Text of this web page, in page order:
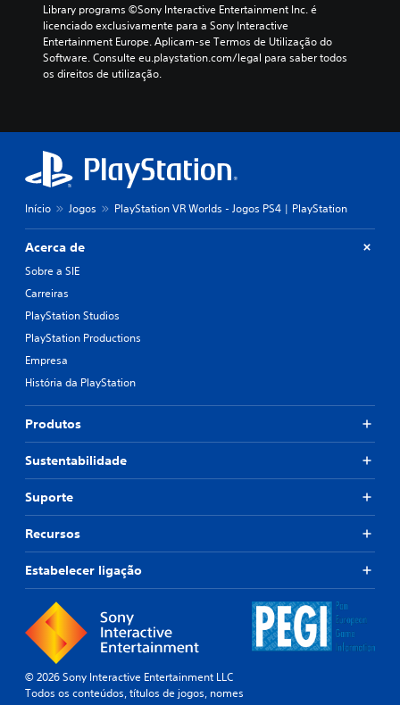
Library programs ©Sony Interactive Entertainment Inc. é
licenciado exclusivamente para a Sony Interactive
Entertainment Europe. Aplicam-se Termos de Utilização do
Software. Consulte eu.playstation.com/legal para saber todos
os direitos de utilização.
Início Jogos PlayStation VR Worlds - Jogos PS4 | PlayStation
Acerca de
Sobre a SIE
Carreiras
PlayStation Studios
PlayStation Productions
Empresa
História da PlayStation
Produtos
Sustentabilidade
Suporte
Recursos
Estabelecer ligação
© 2026 Sony Interactive Entertainment LLC
Todos os conteúdos, títulos de jogos, nomes